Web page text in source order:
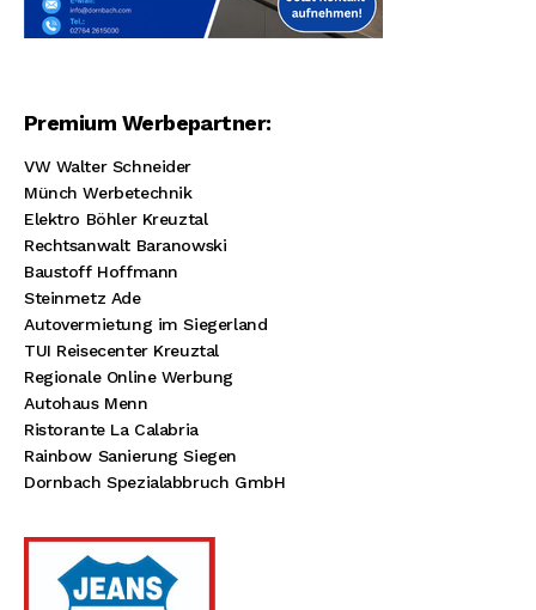
Premium Werbepartner:
VW Walter Schneider
Münch Werbetechnik
Elektro Böhler Kreuztal
Rechtsanwalt Baranowski
Baustoff Hoffmann
Steinmetz Ade
Autovermietung im Siegerland
TUI Reisecenter Kreuztal
Regionale Online Werbung
Autohaus Menn
Ristorante La Calabria
Rainbow Sanierung Siegen
Dornbach Spezialabbruch GmbH